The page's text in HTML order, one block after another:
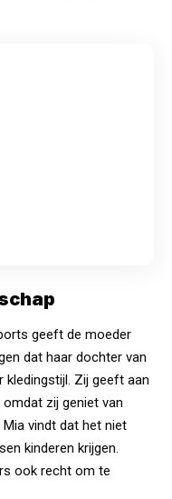
geeft de moeder
dat haar dochter van
Zij geeft aan
zij geniet van
vindt dat het niet
kinderen krijgen.
ook recht om te